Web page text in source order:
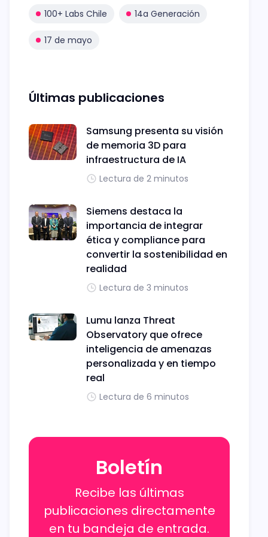
100+ Labs Chile 14a Generación
17 de mayo
Últimas publicaciones
Samsung presenta su visión
de memoria 3D para
infraestructura de IA
Lectura de 2 minutos
Siemens destaca la
importancia de integrar
ética y compliance para
convertir la sostenibilidad en
realidad
Lectura de 3 minutos
Lumu lanza Threat
Observatory que ofrece
inteligencia de amenazas
personalizada y en tiempo
real
Lectura de 6 minutos
Boletín
Recibe las últimas
publicaciones directamente
en tu bandeja de entrada.